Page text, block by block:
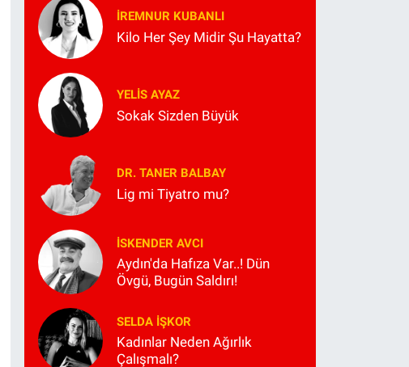
İREMNUR KUBANLI
Kilo Her Şey Midir Şu Hayatta?
YELIS AYAZ
Sokak Sizden Büyük
DR. TANER BALBAY
Lig mi Tiyatro mu?
İSKENDER AVCI
Aydın'da Hafıza Var..! Dün
Övgü, Bugün Saldırı!
SELDA İŞKOR
Kadınlar Neden Ağırlık
Çalışmalı?